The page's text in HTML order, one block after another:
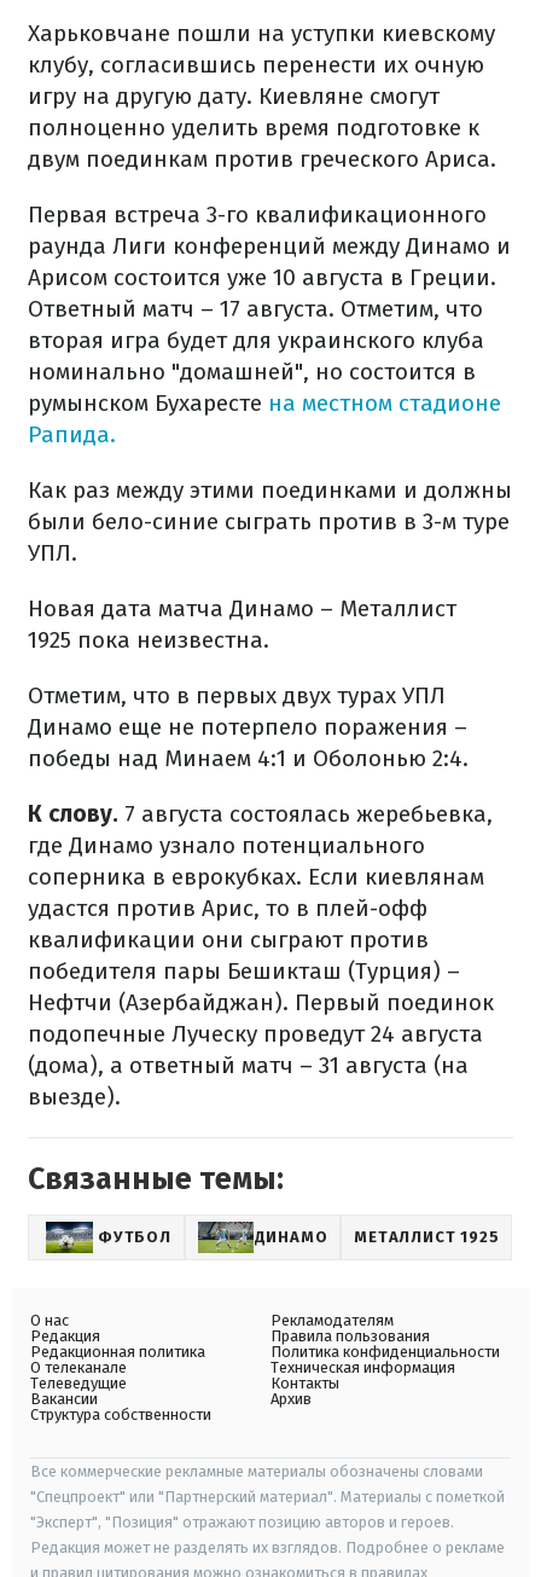
Харьковчане пошли на уступки киевскому
клубу, согласившись перенести их очную
игру на другую дату. Киевляне смогут
полноценно уделить время подготовке к
двум поединкам против греческого Ариса.
Первая встреча 3-го квалификационного
раунда Лиги конференций между Динамо и
Арисом состоится уже 10 августа в Греции.
Ответный матч – 17 августа. Отметим, что
вторая игра будет для украинского клуба
номинально "домашней", но состоится в
румынском Бухаресте на местном стадионе
Рапида.
Как раз между этими поединками и должны
были бело-синие сыграть против в 3-м туре
УПЛ.
Новая дата матча Динамо – Металлист
1925 пока неизвестна.
Отметим, что в первых двух турах УПЛ
Динамо еще не потерпело поражения –
победы над Минаем 4:1 и Оболонью 2:4.
К слову. 7 августа состоялась жеребьевка,
где Динамо узнало потенциального
соперника в еврокубках. Если киевлянам
удастся против Арис, то в плей-офф
квалификации они сыграют против
победителя пары Бешикташ (Турция) –
Нефтчи (Азербайджан). Первый поединок
подопечные Луческу проведут 24 августа
(дома), а ответный матч – 31 августа (на
выезде).
Связанные темы:
ФУТБОЛ ДИНАМО МЕТАЛЛИСТ 1925
О нас
Редакция
Редакционная политика
О телеканале
Телеведущие
Вакансии
Структура собственности
Рекламодателям
Правила пользования
Политика конфиденциальности
Техническая информация
Контакты
Архив
Все коммерческие рекламные материалы обозначены словами
"Спецпроект" или "Партнерский материал". Материалы с пометкой
"Эксперт", "Позиция" отражают позицию авторов и героев.
Редакция может не разделять их взглядов. Подробнее о рекламе
и правил цитирования можно ознакомиться в правилах